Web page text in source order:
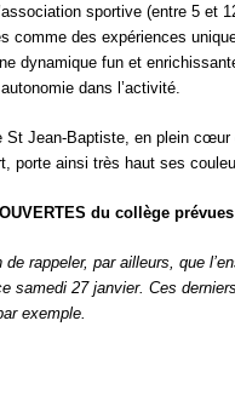
sportive (entre 5 et
comme des expériences
dynamique fun et
dans l’activité.
St Jean-Baptiste, en plein cœur
porte ainsi très haut ses
du collège
de rappeler, par ailleurs, que
samedi 27 janvier. Ces
exemple.